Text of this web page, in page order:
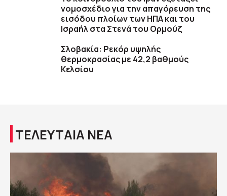
νομοσχέδιο για την απαγόρευση της
εισόδου πλοίων των ΗΠΑ και του
Ισραήλ στα Στενά του Ορμούζ
Σλοβακία: Ρεκόρ υψηλής
θερμοκρασίας με 42,2 βαθμούς
Κελσίου
ΤΕΛΕΥΤΑΙΑ ΝΕΑ